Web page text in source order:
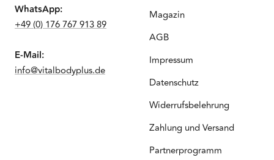
WhatsApp:
+49 (0) 176 767 913 89
E-Mail:
info@vitalbodyplus.de
Magazin
AGB
Impressum
Datenschutz
Widerrufsbelehrung
Zahlung und Versand
Partnerprogramm